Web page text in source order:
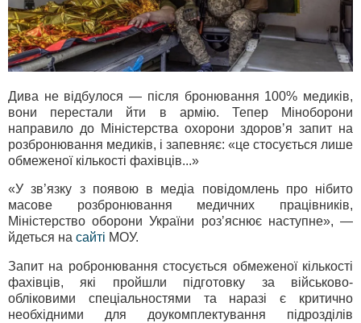
Дива не відбулося — після бронювання 100% медиків,
вони перестали йти в армію. Тепер Міноборони
направило до Міністерства охорони здоровʼя запит на
розбронювання медиків, і запевняє: «це стосується лише
обмеженої кількості фахівців...»
«У зв’язку з появою в медіа повідомлень про нібито
масове розбронювання медичних працівників,
Міністерство оборони України розʼяснює наступне», —
йдеться на сайті МОУ.
Запит на робронювання стосується обмеженої кількості
фахівців, які пройшли підготовку за військово-
обліковими спеціальностями та наразі є критично
необхідними для доукомплектування підрозділів